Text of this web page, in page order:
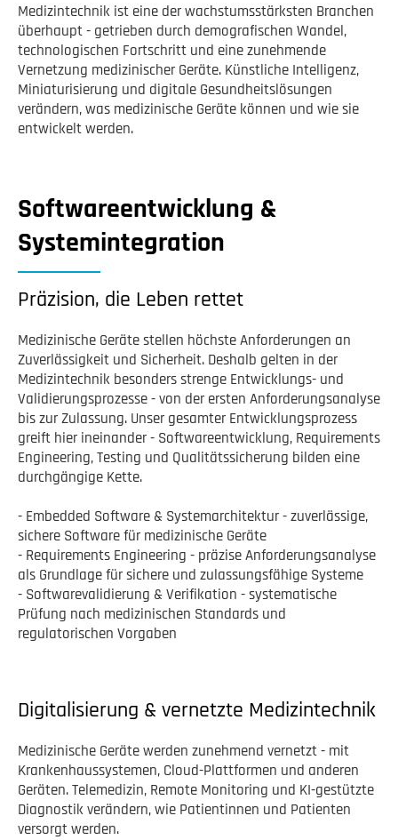
Medizintechnik ist eine der wachstumsstärksten Branchen
überhaupt - getrieben durch demografischen Wandel,
technologischen Fortschritt und eine zunehmende
Vernetzung medizinischer Geräte. Künstliche Intelligenz,
Miniaturisierung und digitale Gesundheitslösungen
verändern, was medizinische Geräte können und wie sie
entwickelt werden.
Softwareentwicklung &
Systemintegration
Präzision, die Leben rettet
Medizinische Geräte stellen höchste Anforderungen an
Zuverlässigkeit und Sicherheit. Deshalb gelten in der
Medizintechnik besonders strenge Entwicklungs- und
Validierungsprozesse - von der ersten Anforderungsanalyse
bis zur Zulassung. Unser gesamter Entwicklungsprozess
greift hier ineinander - Softwareentwicklung, Requirements
Engineering, Testing und Qualitätssicherung bilden eine
durchgängige Kette.
- Embedded Software & Systemarchitektur - zuverlässige,
sichere Software für medizinische Geräte
- Requirements Engineering - präzise Anforderungsanalyse
als Grundlage für sichere und zulassungsfähige Systeme
- Softwarevalidierung & Verifikation - systematische
Prüfung nach medizinischen Standards und
regulatorischen Vorgaben
Digitalisierung & vernetzte Medizintechnik
Medizinische Geräte werden zunehmend vernetzt - mit
Krankenhaussystemen, Cloud-Plattformen und anderen
Geräten. Telemedizin, Remote Monitoring und KI-gestützte
Diagnostik verändern, wie Patientinnen und Patienten
versorgt werden.